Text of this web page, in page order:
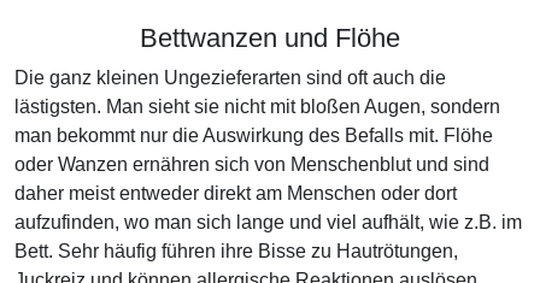
Bettwanzen und Flöhe
Die ganz kleinen Ungezieferarten sind oft auch die
lästigsten. Man sieht sie nicht mit bloßen Augen, sondern
man bekommt nur die Auswirkung des Befalls mit. Flöhe
oder Wanzen ernähren sich von Menschenblut und sind
daher meist entweder direkt am Menschen oder dort
aufzufinden, wo man sich lange und viel aufhält, wie z.B. im
Bett. Sehr häufig führen ihre Bisse zu Hautrötungen,